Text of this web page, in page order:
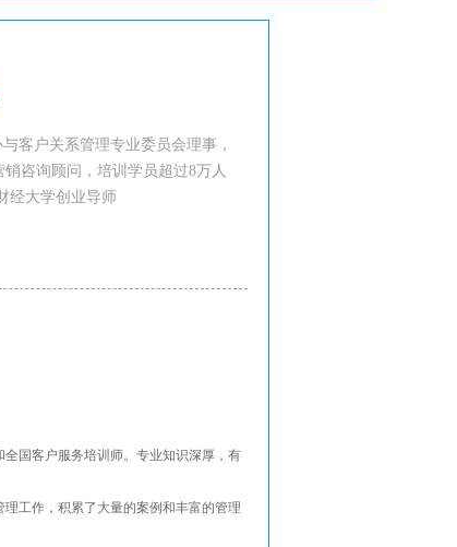
客户关系管理专业委员会理事，
咨询顾问，培训学员超过8万人
经大学创业导师
国客户服务培训师。专业知识深厚，有
工作，积累了大量的案例和丰富的管理